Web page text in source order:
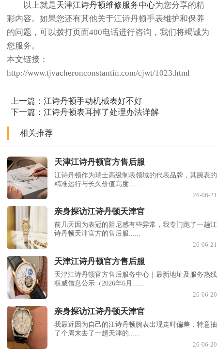
以上就是天津江诗丹顿维修服务中心为您分享的精
彩内容。如果您还有其他关于江诗丹顿手表维护和保养
的问题，可以拨打页面400电话进行咨询，我们将竭诚为
您服务。
本文链接：
http://www.tjvacheronconstantin.com/cjwt/1023.html
上一篇：江诗丹顿手动机械表好不好
下一篇：江诗丹顿表耳掉了处理办法详解
相关推荐
天津江诗丹顿官方售后服
江诗丹顿作为瑞士高级制表领域的代表品牌，其腕表的
精准运行与长久价值高度......
26-06-21
亲身探访江诗丹顿天津官
前几天因为表冠的阻尼感有些异常，我专门跑了一趟江
诗丹顿天津官方的售后服......
26-06-21
天津江诗丹顿官方售后服
天津江诗丹顿官方售后服务中心｜最新地址及服务热线
权威信息公示（2026年6月......
26-06-20
亲身探访江诗丹顿天津官
我最近因为自己的江诗丹顿腕表出现走时偏差，特意抽
了个周末去了一趟天津的......
26-06-20